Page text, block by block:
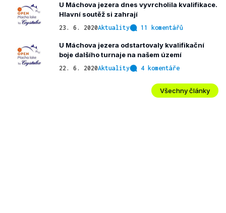
U Máchova jezera dnes vyvrcholila kvalifikace.
Hlavní soutěž si zahrají
23. 6. 2020Aktuality 11 komentářů
U Máchova jezera odstartovaly kvalifikační
boje dalšího turnaje na našem území
22. 6. 2020Aktuality 4 komentáře
Všechny články